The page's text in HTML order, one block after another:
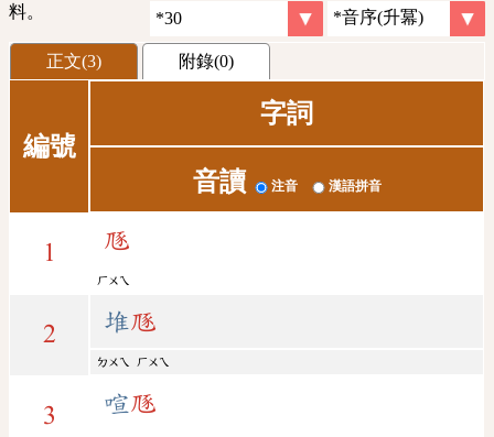
料。
正文(3) 附錄(0)
編號
字詞
音讀 注音 漢語拼音
1 豗
ㄏㄨㄟ
2 堆豗
ㄉㄨㄟ ㄏㄨㄟ
3 喧豗